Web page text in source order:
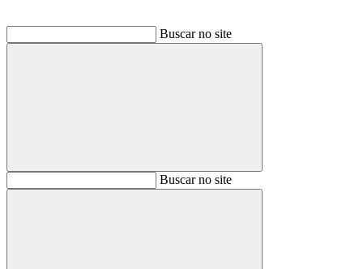
Buscar no site
BuscarBuscar no site